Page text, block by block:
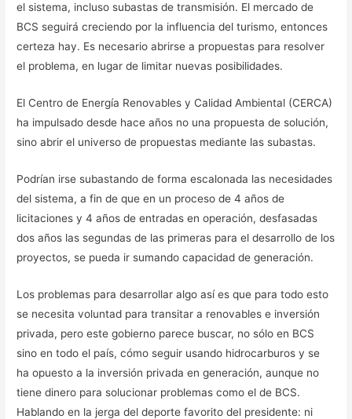
el sistema, incluso subastas de transmisión. El mercado de
BCS seguirá creciendo por la influencia del turismo, entonces
certeza hay. Es necesario abrirse a propuestas para resolver
el problema, en lugar de limitar nuevas posibilidades.
El Centro de Energía Renovables y Calidad Ambiental (CERCA)
ha impulsado desde hace años no una propuesta de solución,
sino abrir el universo de propuestas mediante las subastas.
Podrían irse subastando de forma escalonada las necesidades
del sistema, a fin de que en un proceso de 4 años de
licitaciones y 4 años de entradas en operación, desfasadas
dos años las segundas de las primeras para el desarrollo de los
proyectos, se pueda ir sumando capacidad de generación.
Los problemas para desarrollar algo así es que para todo esto
se necesita voluntad para transitar a renovables e inversión
privada, pero este gobierno parece buscar, no sólo en BCS
sino en todo el país, cómo seguir usando hidrocarburos y se
ha opuesto a la inversión privada en generación, aunque no
tiene dinero para solucionar problemas como el de BCS.
Hablando en la jerga del deporte favorito del presidente: ni